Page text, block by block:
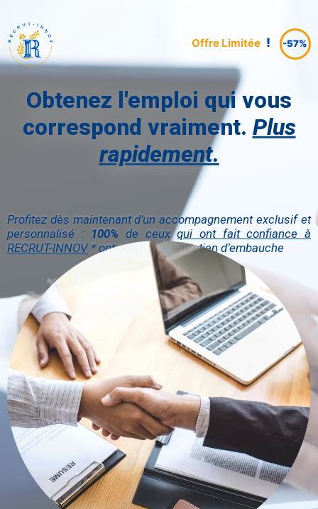
Offre Limitée ! -57%
Obtenez l'emploi qui vous
correspond vraiment. Plus
rapidement.
Profitez dès maintenant d’un accompagnement exclusif et
personnalisé : 100% de ceuxqui ont fait confiance à
RECRUT-INNOV *ont obtenu un entretien d’embauche